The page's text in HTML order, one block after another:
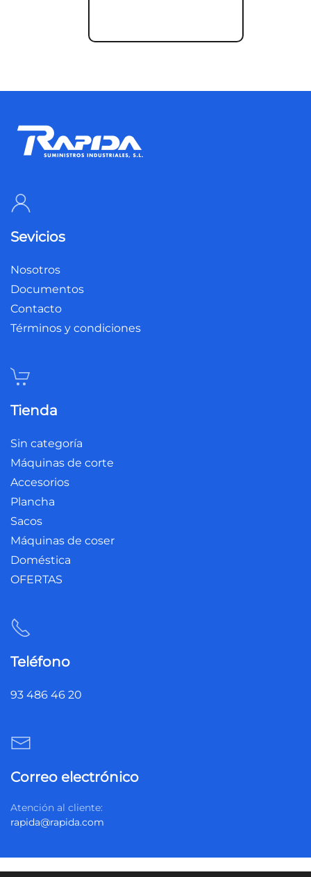
Sevicios
Nosotros
Documentos
Contacto
Términos y condiciones
Tienda
Sin categoría
Máquinas de corte
Accesorios
Plancha
Sacos
Máquinas de coser
Doméstica
OFERTAS
Teléfono
93 486 46 20
Correo electrónico
Atención al cliente:
rapida@rapida.com